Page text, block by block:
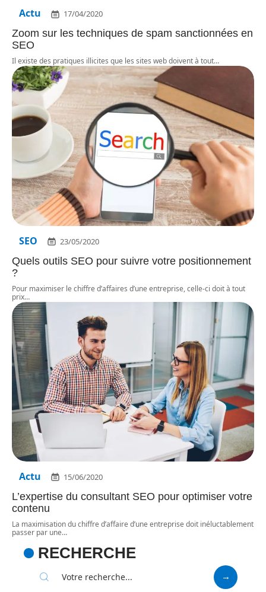
Actu 17/04/2020
Zoom sur les techniques de spam sanctionnées en
SEO
Il existe des pratiques illicites que les sites web doivent à tout…
SEO 23/05/2020
Quels outils SEO pour suivre votre positionnement
?
Pour maximiser le chiffre d’affaires d’une entreprise, celle-ci doit à tout
prix…
Actu 15/06/2020
L’expertise du consultant SEO pour optimiser votre
contenu
La maximisation du chiffre d’affaire d’une entreprise doit inéluctablement
passer par une…
RECHERCHE